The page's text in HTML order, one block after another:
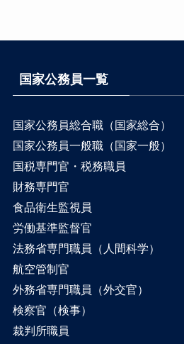
国家公務員一覧
国家公務員総合職（国家総合）
国家公務員一般職（国家一般）
国税専門官・税務職員
財務専門官
食品衛生監視員
労働基準監督官
法務省専門職員（人間科学）
航空管制官
外務省専門職員（外交官）
検察官（検事）
裁判所職員